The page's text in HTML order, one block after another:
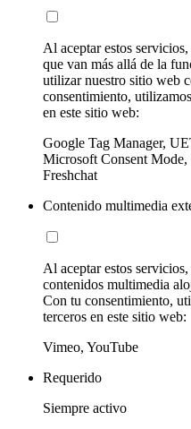
Al aceptar estos
que van más allá de la
utilizar nuestro sitio web
consentimiento,
en este sitio web:
Google Tag Manager,
Microsoft Consent
Freshchat
Contenido multimedia
Al aceptar estos
contenidos multimedia
Con tu consentimiento,
terceros en este sitio web:
Vimeo, YouTube
Requerido
Siempre activo